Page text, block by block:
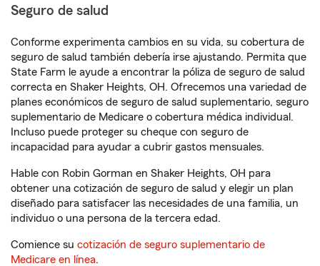
Seguro de salud
Conforme experimenta cambios en su vida, su cobertura de
seguro de salud también debería irse ajustando. Permita que
State Farm le ayude a encontrar la póliza de seguro de salud
correcta en Shaker Heights, OH. Ofrecemos una variedad de
planes económicos de seguro de salud suplementario, seguro
suplementario de Medicare o cobertura médica individual.
Incluso puede proteger su cheque con seguro de
incapacidad para ayudar a cubrir gastos mensuales.
Hable con Robin Gorman en Shaker Heights, OH para
obtener una cotización de seguro de salud y elegir un plan
diseñado para satisfacer las necesidades de una familia, un
individuo o una persona de la tercera edad.
Comience su cotización de seguro suplementario de
Medicare en línea.